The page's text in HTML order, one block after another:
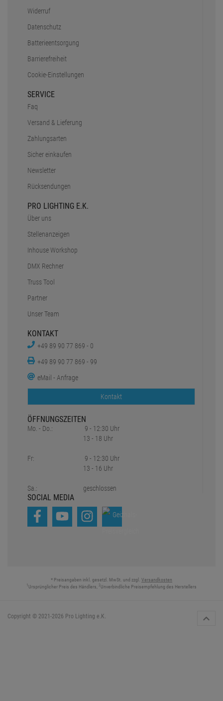
Widerruf
Datenschutz
Batterieentsorgung
Barrierefreiheit
Cookie-Einstellungen
SERVICE
Faq
Versand & Lieferung
Zahlungsarten
Sicher einkaufen
Newsletter
Rücksendungen
PRO LIGHTING E.K.
Über uns
Stellenanzeigen
Inhouse Workshop
DMX Rechner
Truss Tool
Partner
Unser Team
KONTAKT
+49 89 90 77 869 - 0
+49 89 90 77 869 - 99
eMail - Anfrage
Kontakt
ÖFFNUNGSZEITEN
Mo. - Do.:
Fr:
Sa.:
9 - 12:30 Uhr
13 - 18 Uhr
9 - 12:30 Uhr
13 - 16 Uhr
geschlossen
SOCIAL MEDIA
* Preisangaben inkl. gesetzl. MwSt. und zzgl. Versandkosten
Ursprünglicher Preis des Händlers, 2 Unverbindliche Preisempfehlung des Herstellers
Copyright © 2021-2026 Pro Lighting e.K.